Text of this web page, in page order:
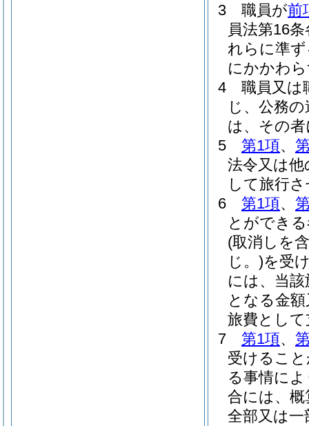
3
職員が前
員法第16
れらに準
にかかわ
4
職員又は
じ、公務
は、その
5
第1項、
法令又は
して旅行
6
第1項、
とができ
(取消しを
じ。)を受
には、当
となる金
旅費とし
7
第1項、
受けるこ
る事情に
合には、
全部又は